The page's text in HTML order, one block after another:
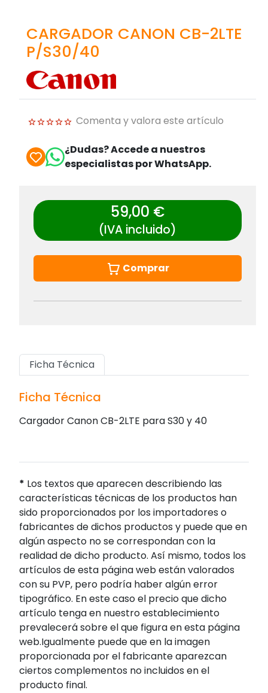
CARGADOR CANON CB-2LTE
P/S30/40
Comenta y valora este artículo
¿Dudas? Accede a nuestros
especialistas por WhatsApp.
59,00 €
(IVA incluido)
Comprar
Ficha Técnica
Ficha Técnica
Cargador Canon CB-2LTE para S30 y 40
* Los textos que aparecen describiendo las
características técnicas de los productos han
sido proporcionados por los importadores o
fabricantes de dichos productos y puede que en
algún aspecto no se correspondan con la
realidad de dicho producto. Así mismo, todos los
artículos de esta página web están valorados
con su PVP, pero podría haber algún error
tipográfico. En este caso el precio que dicho
artículo tenga en nuestro establecimiento
prevalecerá sobre el que figura en esta página
web.Igualmente puede que en la imagen
proporcionada por el fabricante aparezcan
ciertos complementos no incluidos en el
producto final.